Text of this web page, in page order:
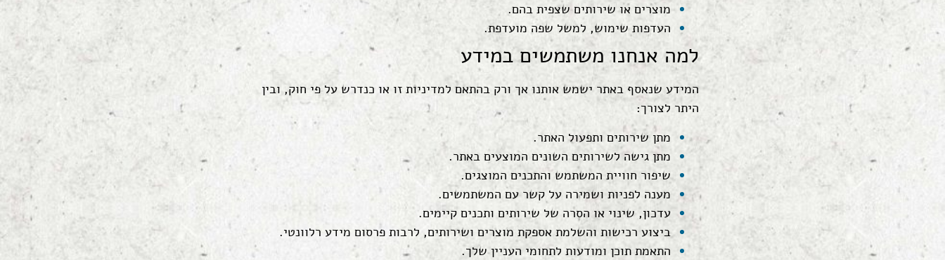
מוצרים או שירותים שצפית בהם.
העדפות שימוש, למשל שפה מועדפת.
למה אנחנו משתמשים במידע
המידע שנאסף באתר ישמש אותנו אך ורק בהתאם למדיניות זו או כנדרש על פי חוק, ובין
היתר לצורך:
מתן שירותים ותפעול האתר.
מתן גישה לשירותים השונים המוצעים באתר.
שיפור חוויית המשתמש והתכנים המוצגים.
מענה לפניות ושמירה על קשר עם המשתמשים.
עדכון, שינוי או הסרה של שירותים ותכנים קיימים.
ביצוע רכישות והשלמת אספקת מוצרים ושירותים, לרבות פרסום מידע רלוונטי.
התאמת תוכן ומודעות לתחומי העניין שלך.